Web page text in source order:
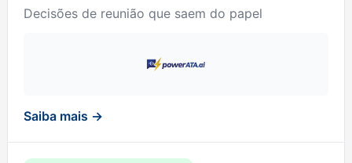
Decisões de reunião que saem do papel
Saiba mais →